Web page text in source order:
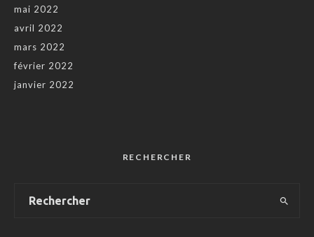
mai 2022
avril 2022
mars 2022
février 2022
janvier 2022
RECHERCHER